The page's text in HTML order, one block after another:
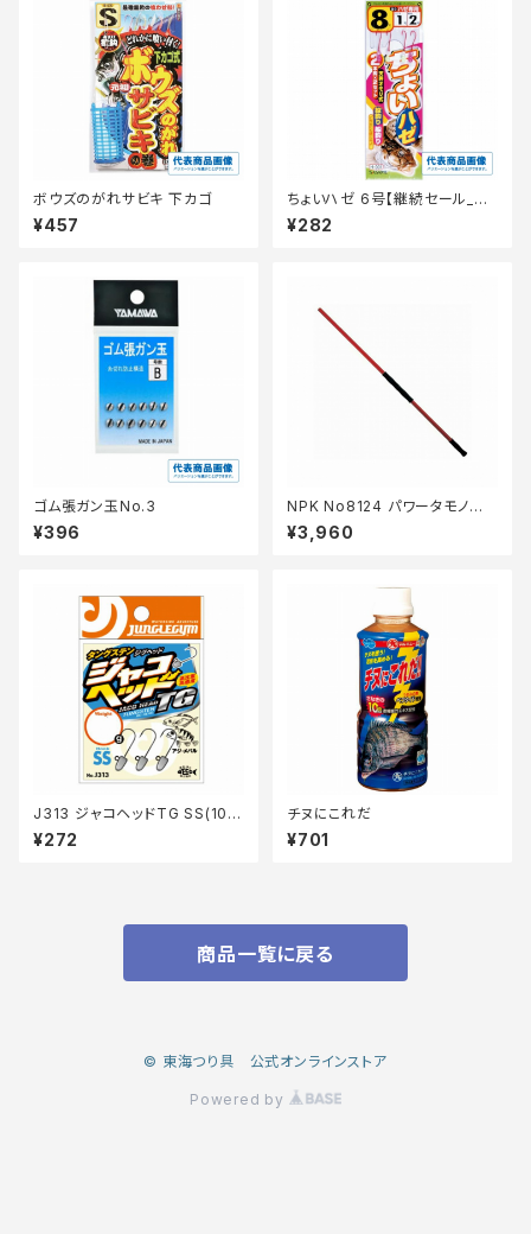
ボウズのがれサビキ 下カゴ
¥457
ちょいハゼ 6号【継続セール_仕
掛】
¥282
ゴム張ガン玉No.3
¥396
NPK No8124 パワータモノエ 1
50センチ
¥3,960
J313 ジャコヘッドTG SS(10)
0.6g
¥272
チヌにこれだ
¥701
商品一覧に戻る
© 東海つり具 公式オンラインストア
Powered by